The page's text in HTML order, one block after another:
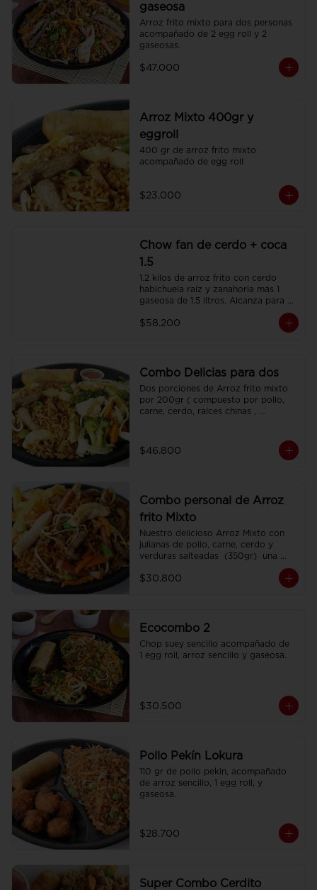
gaseosa
Arroz frito mixto para dos personas
acompañado de 2 egg roll y 2
gaseosas.
$47.000
Arroz Mixto 400gr y
eggroll
400 gr de arroz frito mixto
acompañado de egg roll
$23.000
Chow fan de cerdo + coca
1.5
1.2 kilos de arroz frito con cerdo
habichuela raíz y zanahoria más 1
gaseosa de 1.5 litros. Alcanza para 3
$58.200
Combo Delicias para dos
Dos porciones de Arroz frito mixto
por 200gr ( compuesto por pollo,
carne, cerdo, raíces chinas ,
200 gr , 2 Egg Roll  y 2 Coca Colas
Pet 400 ml.
$46.800
Combo personal de Arroz
frito Mixto
Nuestro delicioso Arroz Mixto con
julianas de pollo, carne, cerdo y
verduras salteadas  (350gr)  una
CocaCola pet 250ml.
$30.800
Ecocombo 2
Chop suey sencillo acompañado de
1 egg roll, arroz sencillo y gaseosa.
$30.500
Pollo Pekín Lokura
110 gr de pollo pekin, acompañado
de arroz sencillo, 1 egg roll, y
gaseosa.
$28.700
Super Combo Cerdito